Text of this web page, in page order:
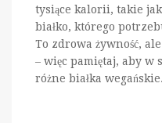
tysiące kalorii, takie
białko, którego
To zdrowa żywność,
– więc pamiętaj, aby w
różne białka wegańskie.